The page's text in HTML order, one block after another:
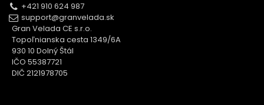
+421 910 624 987
support@granvelada.sk
Gran Velada CE s.r.o.
Topoľnianska cesta 1349/6A
930 10 Dolný Štál
IČO 55387721
DIČ 2121978705